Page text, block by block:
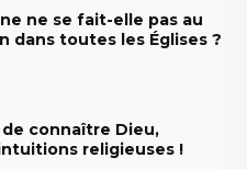
ne se fait-elle pas au
dans toutes les Églises ?
de connaître Dieu,
religieuses !